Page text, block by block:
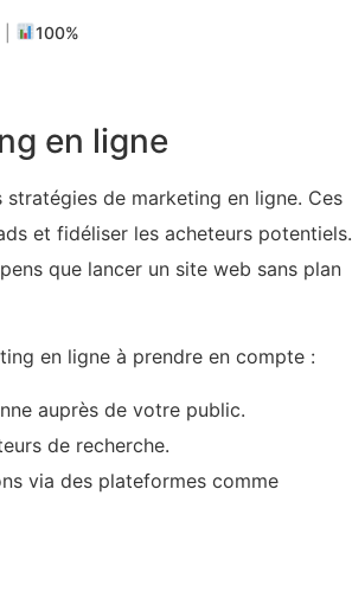
100%
en ligne
de marketing en ligne. Ces
et fidéliser les acheteurs potentiels.
que lancer un site web sans plan
en ligne à prendre en compte :
auprès de votre public.
de recherche.
via des plateformes comme